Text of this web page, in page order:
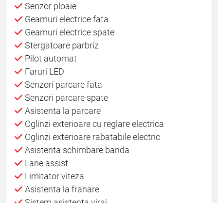
Senzor ploaie
Geamuri electrice fata
Geamuri electrice spate
Stergatoare parbriz
Pilot automat
Faruri LED
Senzori parcare fata
Senzori parcare spate
Asistenta la parcare
Oglinzi exterioare cu reglare electrica
Oglinzi exterioare rabatabile electric
Asistenta schimbare banda
Lane assist
Limitator viteza
Asistenta la franare